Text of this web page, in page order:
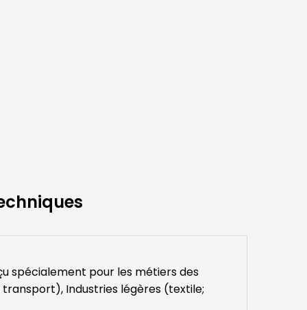
spécialement pour les métiers des
Industries légères (textile;